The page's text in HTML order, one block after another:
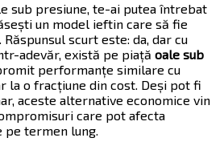
sub presiune, te-ai putea întrebat
un model ieftin care să fie
scurt este: da, dar cu
adevăr, există pe piață oale sub
performanțe similare cu
la o fracțiune din cost. Deși pot fi
aceste alternative economice vin
care pot afecta
termen lung.